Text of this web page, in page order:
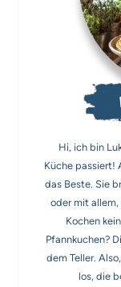
Hi, ich bin
Küche passiert!
das Beste. Sie
oder mit allem,
Kochen
Pfannkuchen?
dem Teller.
los, die